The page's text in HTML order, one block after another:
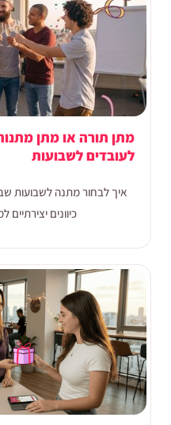
מתן תורה או מתן
לעובדים לשבועות
כיוונים